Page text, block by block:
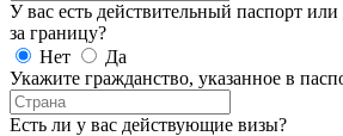
У вас есть действительный паспорт
за границу?
Нет
Да
Укажите гражданство, указанное в
Есть ли у вас действующие визы?